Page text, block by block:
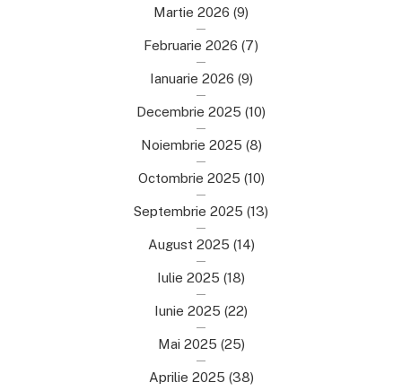
Martie 2026 (9)
Februarie 2026 (7)
Ianuarie 2026 (9)
Decembrie 2025 (10)
Noiembrie 2025 (8)
Octombrie 2025 (10)
Septembrie 2025 (13)
August 2025 (14)
Iulie 2025 (18)
Iunie 2025 (22)
Mai 2025 (25)
Aprilie 2025 (38)